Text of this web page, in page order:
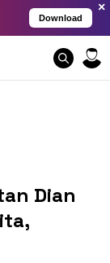
Download
×
Dian